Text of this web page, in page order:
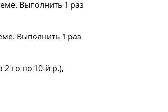
Выполнить 1 раз
Выполнить 1 раз
2-го по 10-й р.),